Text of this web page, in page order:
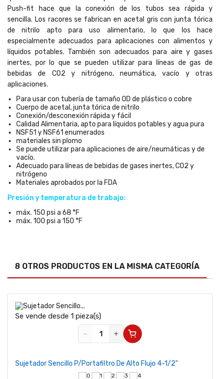
Push-fit hace que la conexión de los tubos sea rápida y
sencilla. Los racores se fabrican en acetal gris con junta tórica
de nitrilo apto para uso alimentario, lo que los hace
especialmente adecuados para aplicaciones con alimentos y
líquidos potables. También son adecuados para aire y gases
inertes, por lo que se pueden utilizar para líneas de gas de
bebidas de CO2 y nitrógeno, neumática, vacío y otras
aplicaciones.
Para usar con tubería de tamaño OD de plástico o cobre
Cuerpo de acetal, junta tórica de nitrilo
Conexión/desconexión rápida y fácil
Calidad Alimentaria, apto para líquidos potables y agua pura
NSF51 y NSF61 enumerados
materiales sin plomo
Se puede utilizar para aplicaciones de aire/neumáticas y de
vacío.
Adecuado para líneas de bebidas de gases inertes, CO2 y
nitrógeno
Materiales aprobados por la FDA
Presión y temperatura de trabajo:
máx. 150 psi a 68 °F
máx. 100 psi a 150 °F
8 OTROS PRODUCTOS EN LA MISMA CATEGORÍA
Se vende desde 1 pieza(s)
−
+
Sujetador Sencillo P/Portafiltro De Alto Flujo 4-1/2"